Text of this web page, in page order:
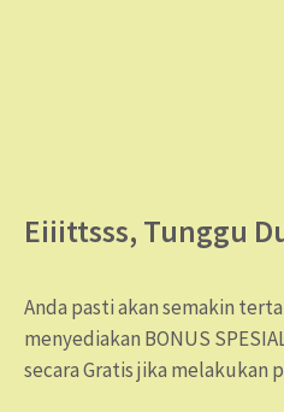
Eiiittsss, Tunggu
Anda pasti akan semakin
menyediakan BONUS
secara Gratis jika melakukan